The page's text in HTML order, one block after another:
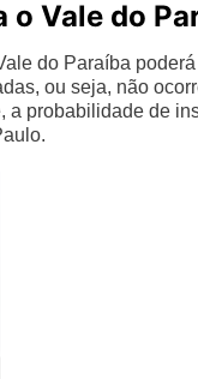
o Vale do
do Paraíba
ou seja, não
a probabilidade de